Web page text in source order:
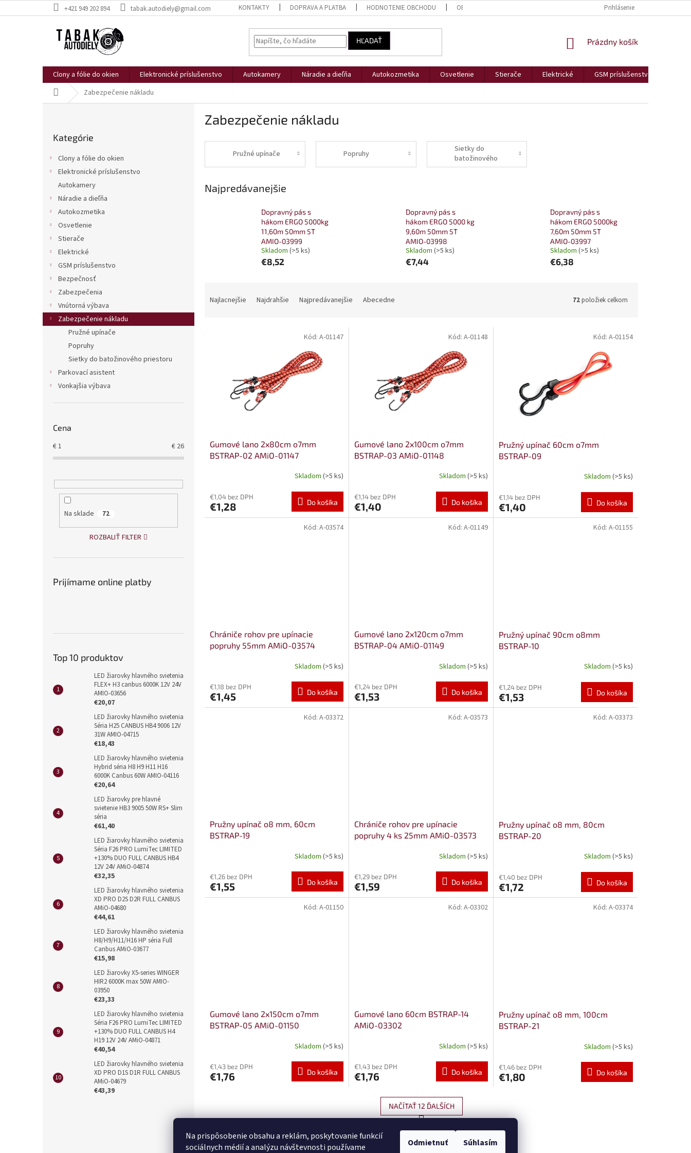
Na prispôsobenie obsahu a reklám, poskytovanie funkcií
sociálnych médií a analýzu návštevnosti používame
Odmietnuť Súhlasím
na
+421 949 202 894 tabak.autodiely@gmail.com KONTAKTY DOPRAVA A PLATBA HODNOTENIE OBCHODU OBCHODNÉ PODMIENKY REKLAMÁCIE A VRÁTENIAPrihlásenie
HĽADAŤ
NÁKUPNÝ
Prázdny košík
Clony a fólie do okien Elektronické príslušenstvo Autokamery Náradie a dieľňa Autokozmetika Osvetlenie Stierače Elektrické GSM príslušenstvo
Domov Zabezpečenie nákladu
kategórie
Kategórie
Clony a fólie do okien
Elektronické príslušenstvo
Autokamery
Náradie a dieľňa
Autokozmetika
Osvetlenie
Stierače
Elektrické
GSM príslušenstvo
Bezpečnosť
Zabezpečenia
Vnútorná výbava
Zabezpečenie nákladu
Pružné upínače
Popruhy
Sietky do batožinového priestoru
Parkovací asistent
Vonkajšia výbava
Cena
€1 € 26
Na sklade 72
ROZBALIŤ FILTER
Prijímame online platby
Top 10 produktov
LED žiarovky hlavného svietenia
FLEX+ H3 canbus 6000K 12V 24V
AMIO-03656
€20,07
LED žiarovky hlavného svietenia
Séria H25 CANBUS HB4 9006 12V
31W AMIO-04715
€18,43
LED žiarovky hlavného svietenia
Hybrid séria H8 H9 H11 H16
6000K Canbus 60W AMIO-04116
€20,64
LED žiarovky pre hlavné
svietenie HB3 9005 50W RS+ Slim
séria
€61,40
LED žiarovky hlavného svietenia
Séria F26 PRO LumiTec LIMITED
+130% DUO FULL CANBUS HB4
12V 24V AMiO-04874
€32,35
LED žiarovky hlavného svietenia
XD PRO D2S D2R FULL CANBUS
AMiO-04680
€44,61
LED žiarovky hlavného svietenia
H8/H9/H11/H16 HP séria Full
Canbus AMiO-03677
€15,98
LED žiarovky X5-series WINGER
HIR2 6000K max 50W AMIO-
03950
€23,33
LED žiarovky hlavného svietenia
Séria F26 PRO LumiTec LIMITED
+130% DUO FULL CANBUS H4
H19 12V 24V AMiO-04871
€40,54
LED žiarovky hlavného svietenia
XD PRO D1S D1R FULL CANBUS
AMiO-04679
€43,39
Zabezpečenie nákladu
Pružné upínače Popruhy
Sietky do
batožinového
priestoru
Najpredávanejšie
Dopravný pás s
hákom ERGO 5000kg
11,60m 50mm 5T
AMIO-03999
Skladom (>5 ks)
€8,52
Dopravný pás s
hákom ERGO 5000 kg
9,60m 50mm 5T
AMIO-03998
Skladom (>5 ks)
€7,44
Dopravný pás s
hákom ERGO 5000kg
7,60m 50mm 5T
AMIO-03997
Skladom (>5 ks)
€6,38
Najlacnejšie Najdrahšie Najpredávanejšie Abecedne 72položiek celkom
Gumové lano 2x80cm o7mm
BSTRAP-02 AMiO-01147
Skladom (>5 ks)
€1,04 bez DPH
€1,28 Do košíka
Kód: A-01147
Gumové lano 2x100cm o7mm
BSTRAP-03 AMiO-01148
Skladom (>5 ks)
€1,14 bez DPH
€1,40 Do košíka
Kód: A-01148
Pružný upínač 60cm o7mm
BSTRAP-09
Skladom (>5 ks)
€1,14 bez DPH
€1,40 Do košíka
Kód: A-01154
Chrániče rohov pre upínacie
popruhy 55mm AMiO-03574
Skladom (>5 ks)
€1,18 bez DPH
€1,45 Do košíka
Kód: A-03574
Gumové lano 2x120cm o7mm
BSTRAP-04 AMiO-01149
Skladom (>5 ks)
€1,24 bez DPH
€1,53 Do košíka
Kód: A-01149
Pružný upínač 90cm o8mm
BSTRAP-10
Skladom (>5 ks)
€1,24 bez DPH
€1,53 Do košíka
Kód: A-01155
Pružny upínač o8 mm, 60cm
BSTRAP-19
Skladom (>5 ks)
€1,26 bez DPH
€1,55 Do košíka
Kód: A-03372
Chrániče rohov pre upínacie
popruhy 4 ks 25mm AMiO-03573
Skladom (>5 ks)
€1,29 bez DPH
€1,59 Do košíka
Kód: A-03573
Pružny upínač o8 mm, 80cm
BSTRAP-20
Skladom (>5 ks)
€1,40 bez DPH
€1,72 Do košíka
Kód: A-03373
Gumové lano 2x150cm o7mm
BSTRAP-05 AMiO-01150
Skladom (>5 ks)
€1,43 bez DPH
€1,76 Do košíka
Kód: A-01150
Gumové lano 60cm BSTRAP-14
AMiO-03302
Skladom (>5 ks)
€1,43 bez DPH
€1,76 Do košíka
Kód: A-03302
Pružny upínač o8 mm, 100cm
BSTRAP-21
Skladom (>5 ks)
€1,46 bez DPH
€1,80 Do košíka
Kód: A-03374
O
v
l
NAČÍTAŤ 12 ĎALŠÍCH
S
t
á
HORE